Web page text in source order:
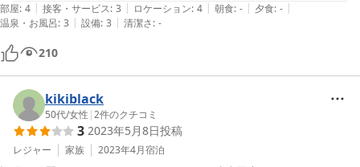
部屋: 4 | 接客・サービス: 3 | ロケーション: 4 | 朝食: - | 夕食: - |
温泉・お風呂: 3 | 設備: 3 | 清潔さ: -
210
kikiblack
50代/女性 |2件のクチコミ
3 2023年5月8日投稿
レジャー 家族 2023年4月宿泊